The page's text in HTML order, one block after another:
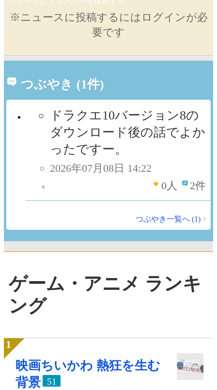
※ニュースに投稿するにはログインが必
要です
つぶやき (1件)
ドラクエ10バージョン8の
ダウンロード後の話でよか
ったですー。
2026年07月08日 14:22
0 人 2件
つぶやき一覧へ (1)
ゲーム・アニメ ランキ
ング
映画ちいかわ 熱狂を生む
背景
51